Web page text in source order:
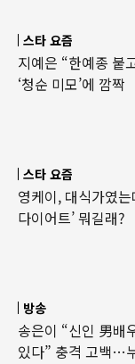
스타 요즘
지예은 “한예종 붙
‘청순 미모’에 깜짝
스타 요즘
영케이, 대식가였
다이어트’ 뭐길래?
방송
송은이 “신인 男배
있다” 충격 고백…